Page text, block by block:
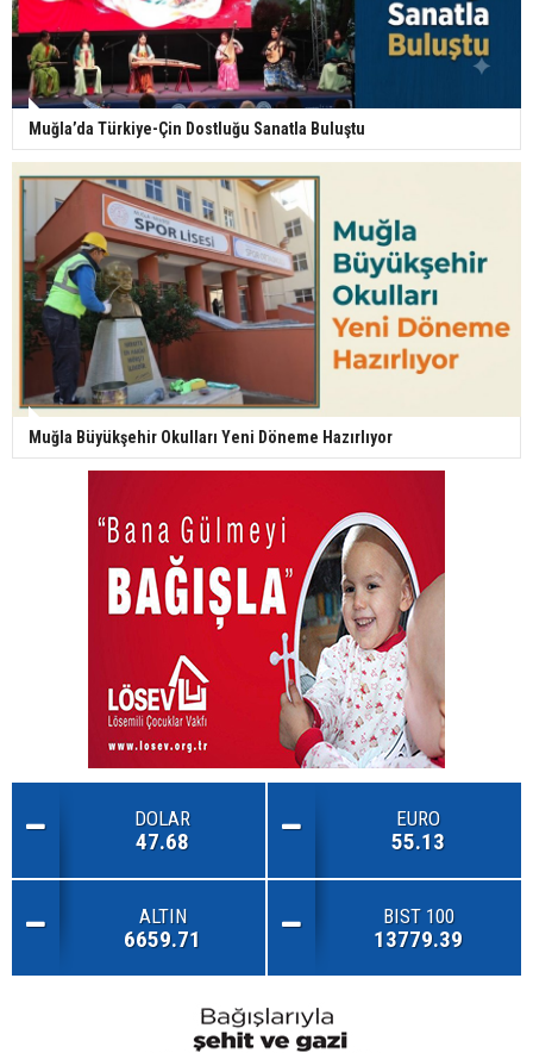
Muğla’da Türkiye-Çin Dostluğu Sanatla Buluştu
Muğla Büyükşehir Okulları Yeni Döneme Hazırlıyor
DOLAR
47.68
EURO
55.13
ALTIN
6659.71
BIST 100
13779.39